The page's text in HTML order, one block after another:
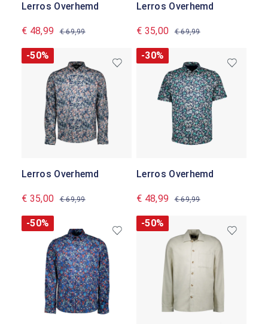
Lerros Overhemd
€ 48,99 € 69,99
Lerros Overhemd
€ 35,00 € 69,99
-50%
Lerros Overhemd
€ 35,00 € 69,99
-30%
Lerros Overhemd
€ 48,99 € 69,99
-50% -50%